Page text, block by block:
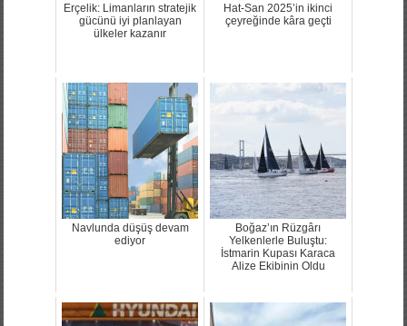
Erçelik: Limanların stratejik
gücünü iyi planlayan
ülkeler kazanır
Hat-San 2025’in ikinci
çeyreğinde kâra geçti
Navlunda düşüş devam
ediyor
Boğaz’ın Rüzgârı
Yelkenlerle Buluştu:
İstmarin Kupası Karaca
Alize Ekibinin Oldu